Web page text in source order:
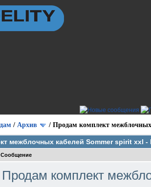
/ Архив / Продам комплект
межблочных кабелей Sommer spirit xxl -
Сообщение
Продам комплект